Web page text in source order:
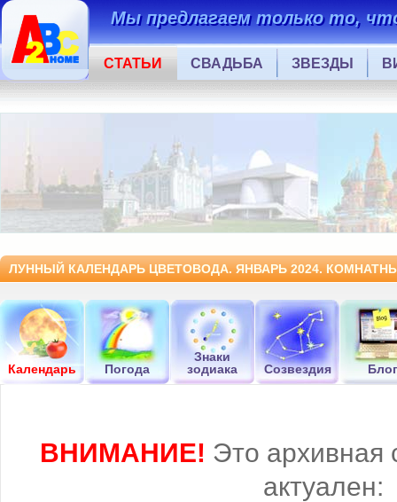
Мы предлагаем только то,
СТАТЬИ СВАДЬБА ЗВЕЗДЫ
ЛУННЫЙ КАЛЕНДАРЬ ЦВЕТОВОДА. ЯНВАРЬ 2024.
Календарь Погода
Знаки
зодиака
Созвездия Блог
ВНИМАНИЕ! Это архивная
актуален: